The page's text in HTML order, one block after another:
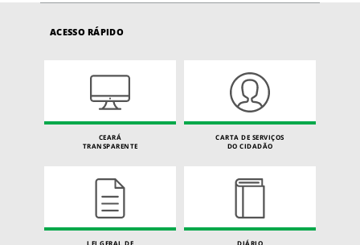
ACESSO RÁPIDO
CEARÁ
TRANSPARENTE
CARTA DE SERVIÇOS
DO CIDADÃO